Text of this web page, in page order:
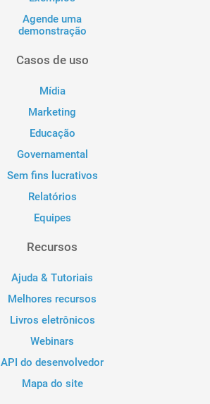
Agende uma
demonstração
Casos de uso
Mídia
Marketing
Educação
Governamental
Sem fins lucrativos
Relatórios
Equipes
Recursos
Ajuda & Tutoriais
Melhores recursos
Livros eletrônicos
Webinars
API do desenvolvedor
Mapa do site